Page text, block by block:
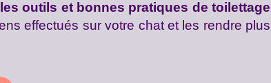
outils et bonnes pratiques de toilettage
effectués sur votre chat et les rendre plus